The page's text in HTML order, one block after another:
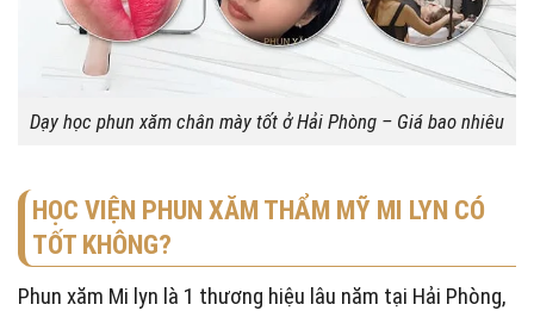
Dạy học phun xăm chân mày tốt ở Hải Phòng – Giá bao nhiêu
HỌC VIỆN PHUN XĂM THẨM MỸ MI LYN CÓ
TỐT KHÔNG?
Phun xăm Mi lyn là 1 thương hiệu lâu năm tại Hải Phòng,